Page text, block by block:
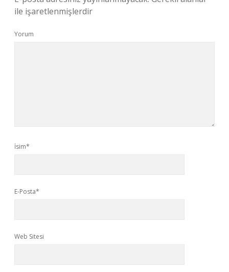
ile işaretlenmişlerdir
Yorum
İsim*
E-Posta*
Web Sitesi